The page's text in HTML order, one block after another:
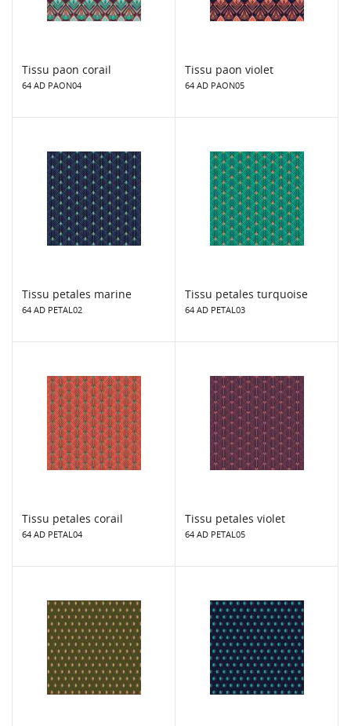
Tissu paon corail
64 AD PAON04
Tissu paon violet
64 AD PAON05
Tissu petales marine
64 AD PETAL02
Tissu petales turquoise
64 AD PETAL03
Tissu petales corail
64 AD PETAL04
Tissu petales violet
64 AD PETAL05